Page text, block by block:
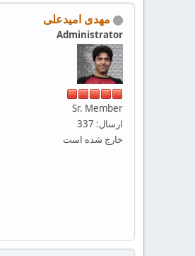
مهدی امیدعلی
Administrator
Sr. Member
ارسال: 337
خارج شده است